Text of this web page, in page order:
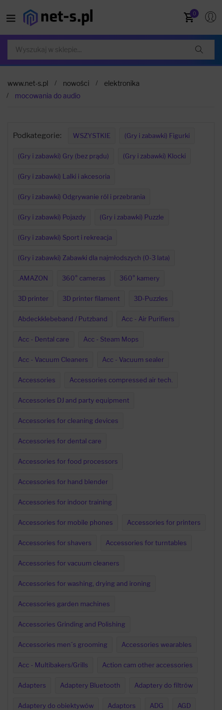
0
www.net-s.pl nowości
elektronika
mocowania do audio
Podkategorie: WSZYSTKIE (Gry i zabawki) Figurki
(Gry i zabawki) Gry (bez prądu) (Gry i zabawki) Klocki
(Gry i zabawki) Lalki i akcesoria
(Gry i zabawki) Odgrywanie ról i przebrania
(Gry i zabawki) Pojazdy (Gry i zabawki) Puzzle
(Gry i zabawki) Sport i rekreacja
(Gry i zabawki) Zabawki dla najmłodszych (0-3 lata)
.AMAZON 360° cameras 360° kamery
3D printer 3D printer filament 3D-Puzzles
Abdeckklebeband / Putzband Acc - Air Purifiers
Acc - Dental care Acc - Steam Mops
Acc - Vacuum Cleaners Acc - Vacuum sealer
Accessories Accessories compressed air tech.
Accessories DJ and party equipment
Accessories for cleaning devices
Accessories for dental care
Accessories for food processors
Accessories for hand blender
Accessories for indoor training
Accessories for mobile phones Accessories for printers
Accessories for shavers Accessories for turntables
Accessories for vacuum cleaners
Accessories for washing, drying and ironing
Accessories garden machines
Accessories Grinding and Polishing
Accessories men´s grooming Accessories wearables
Acc - Multibakers/Grills Action cam other accessories
Adapters Adaptery Bluetooth Adaptery do filtrów
Adaptery do obiektywów Adaptors ADG AGD